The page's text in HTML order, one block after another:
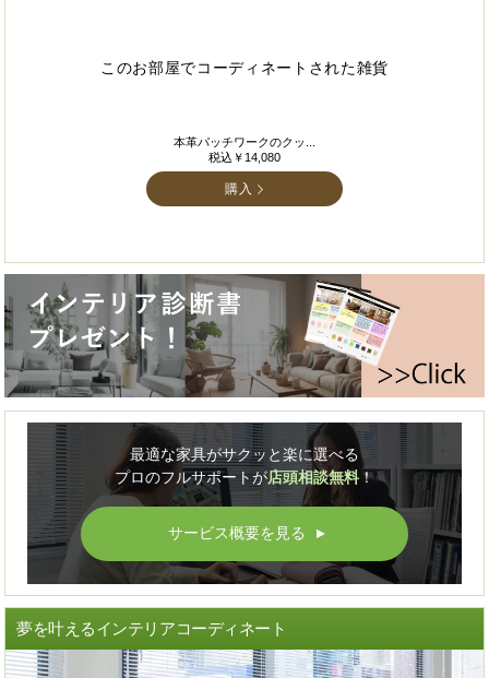
このお部屋でコーディネートされた雑貨
本革パッチワークのクッ...
税込￥14,080
購入
最適な家具がサクッと楽に選べる
プロのフルサポートが店頭相談無料！
サービス概要を見る ▲
夢を叶えるインテリアコーディネート